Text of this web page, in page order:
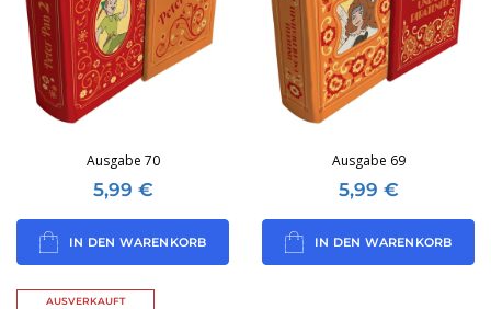
Ausgabe 70
5,99 €
IN DEN WARENKORB
Ausgabe 69
5,99 €
IN DEN WARENKORB
AUSVERKAUFT